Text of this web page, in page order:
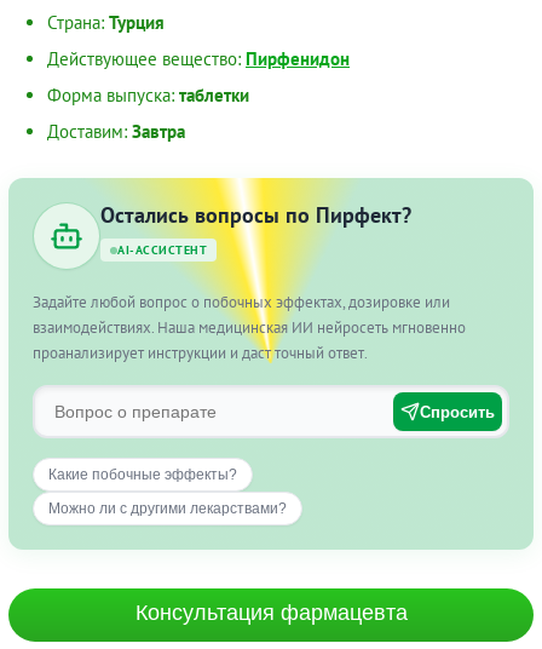
Страна: Турция
Действующее вещество: Пирфенидон
Форма выпуска: таблетки
Доставим: Завтра
Остались вопросы по Пирфект?
AI-АССИСТЕНТ
Задайте любой вопрос о побочных эффектах, дозировке или
взаимодействиях. Наша медицинская ИИ нейросеть мгновенно
проанализирует инструкции и даст точный ответ.
Спросить
Какие побочные эффекты?
Можно ли с другими лекарствами?
Консультация фармацевта